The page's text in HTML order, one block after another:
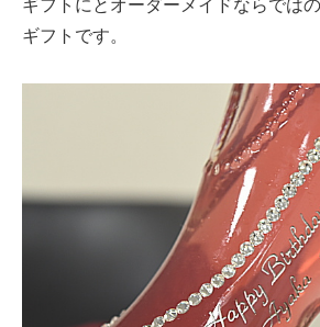
ギフトにとオーダーメイドならでは
ギフトです。